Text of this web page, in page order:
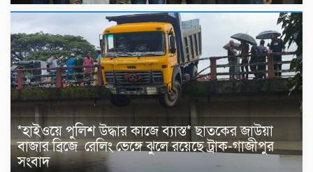
*হাইওয়ে পুলিশ উদ্ধার কাজে ব্যাস্ত* ছাতকের জাউয়া
বাজার ব্রিজে রেলিং ভেঙ্গে ঝুলে রয়েছে ট্রাক-গাজীপুর
সংবাদ